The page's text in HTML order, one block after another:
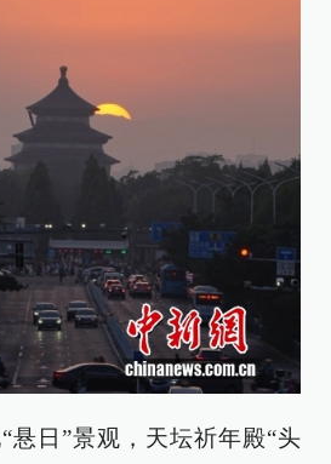
悬日”景观，天坛祈年殿“头